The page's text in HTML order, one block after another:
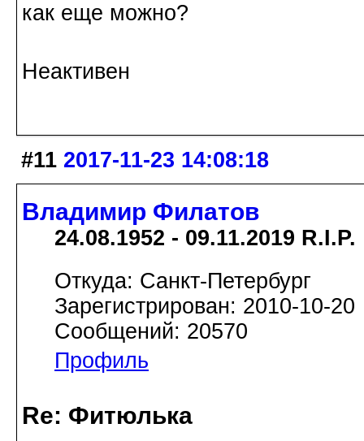
как еще можно?
Неактивен
#11 2017-11-23 14:08:18
Владимир Филатов
24.08.1952 - 09.11.2019 R.I.P.
Откуда: Санкт-Петербург
Зарегистрирован: 2010-10-20
Сообщений: 20570
Профиль
Re: Фитюлька